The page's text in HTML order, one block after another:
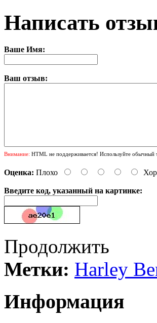
Написать
Ваше Имя:
Ваш отзыв:
Внимание: HTML не поддерживается! Используйте обычный
Оценка: Плохо
Введите код, указанный на картинке:
Продолжить
Метки: Harley
Информация